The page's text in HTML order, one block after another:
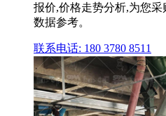
报价,价格走势分析,为您
数据参考。
联系电话: 180 3780 8511